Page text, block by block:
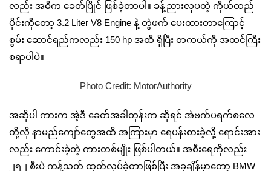
လည်း အဓိက ခေတ်ပြိုင် ဖြစ်ခဲ့တာပါ။ ခန့်ညားလှပတဲ့ ကိုယ်ထည်
ပိုင်းကိုတော့ 3.2 Liter V8 Engine နဲ့ တွဲဖက် ပေးထားတာကြောင့်
စွမ်း ဆောင်ရည်ကလည်း 150 hp အထိ ရှိပြီး တကယ်ကို အထင်ကြီး
စရာပါပဲ။
Photo Credit: MotorAuthority
အဆိုပါ ကားက အဲ့ဒီ ခေတ်အခါတုန်းက ဆိုရင် အဲဗက်ပရက်‌စလေ
တို့လို နာမည်ကျော်တွေအထိ အကြားမှာ ရေပန်းစားခဲ့လို့ ရောင်းအား
လည်း ကောင်းခဲ့တဲ့ ကားတစ်မျိုး ဖြစ်ပါတယ်။ အစီးရေကိုလည်း
၂၅၂ စီးပဲ ကန့်သတ် ထုတ်လုပ်ခဲ့တာဖြစ်ပြီး အခုချိန်မှာတော့ BMW